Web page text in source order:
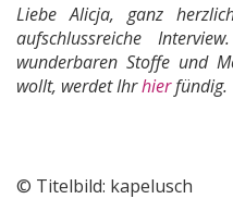
Liebe Alicja, ganz
aufschlussreiche
wunderbaren Stoffe und
wollt, werdet Ihrhierfündig.
© Titelbild: kapelusch